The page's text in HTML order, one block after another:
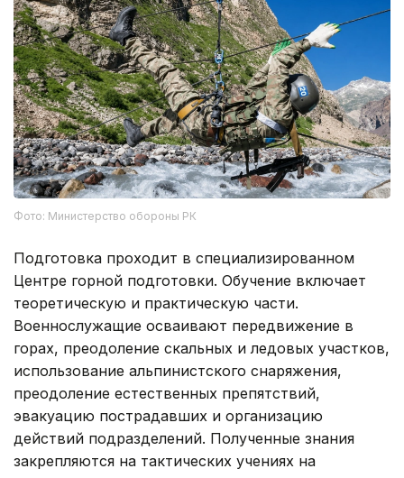
Фото: Министерство обороны РК
Подготовка проходит в специализированном
Центре горной подготовки. Обучение включает
теоретическую и практическую части.
Военнослужащие осваивают передвижение в
горах, преодоление скальных и ледовых участков,
использование альпинистского снаряжения,
преодоление естественных препятствий,
эвакуацию пострадавших и организацию
действий подразделений. Полученные знания
закрепляются на тактических учениях на